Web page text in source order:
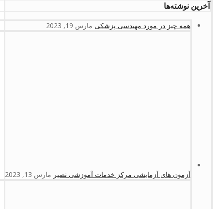
آخرین نوشته‌ها
همه چیز در مورد مهندسی پزشکی مارس 19, 2023
آزمون های آزمایشی مرکز خدمات آموزشی نصیر مارس 13, 2023